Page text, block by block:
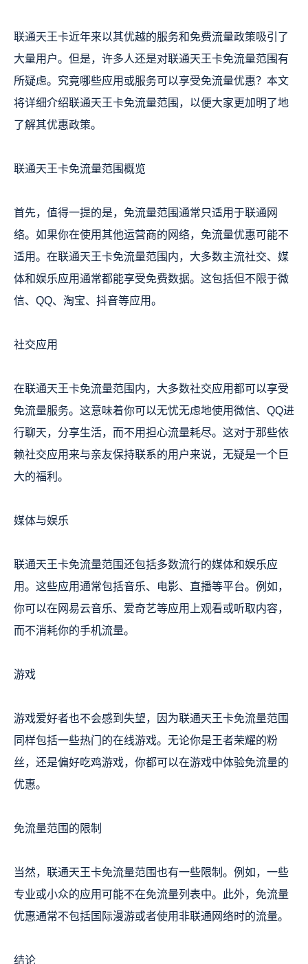
联通天王卡近年来以其优越的服务和免费流量政策吸引了
大量用户。但是，许多人还是对联通天王卡免流量范围有
所疑虑。究竟哪些应用或服务可以享受免流量优惠？本文
将详细介绍联通天王卡免流量范围，以便大家更加明了地
了解其优惠政策。
联通天王卡免流量范围概览
首先，值得一提的是，免流量范围通常只适用于联通网
络。如果你在使用其他运营商的网络，免流量优惠可能不
适用。在联通天王卡免流量范围内，大多数主流社交、媒
体和娱乐应用通常都能享受免费数据。这包括但不限于微
信、QQ、淘宝、抖音等应用。
社交应用
在联通天王卡免流量范围内，大多数社交应用都可以享受
免流量服务。这意味着你可以无忧无虑地使用微信、QQ进
行聊天，分享生活，而不用担心流量耗尽。这对于那些依
赖社交应用来与亲友保持联系的用户来说，无疑是一个巨
大的福利。
媒体与娱乐
联通天王卡免流量范围还包括多数流行的媒体和娱乐应
用。这些应用通常包括音乐、电影、直播等平台。例如，
你可以在网易云音乐、爱奇艺等应用上观看或听取内容，
而不消耗你的手机流量。
游戏
游戏爱好者也不会感到失望，因为联通天王卡免流量范围
同样包括一些热门的在线游戏。无论你是王者荣耀的粉
丝，还是偏好吃鸡游戏，你都可以在游戏中体验免流量的
优惠。
免流量范围的限制
当然，联通天王卡免流量范围也有一些限制。例如，一些
专业或小众的应用可能不在免流量列表中。此外，免流量
优惠通常不包括国际漫游或者使用非联通网络时的流量。
结论